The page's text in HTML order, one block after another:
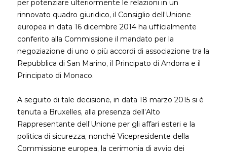
per potenziare ulteriormente le relazioni in un
rinnovato quadro giuridico, il Consiglio dell’Unione
europea in data 16 dicembre 2014 ha ufficialmente
conferito alla Commissione il mandato per la
negoziazione di uno o più accordi di associazione tra la
Repubblica di San Marino, il Principato di Andorra e il
Principato di Monaco.
A seguito di tale decisione, in data 18 marzo 2015 si è
tenuta a Bruxelles, alla presenza dell’Alto
Rappresentante dell’Unione per gli affari esteri e la
politica di sicurezza, nonché Vicepresidente della
Commissione europea, la cerimonia di avvio dei